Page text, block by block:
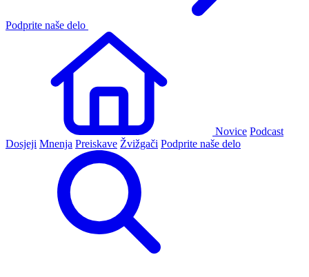
Podprite naše delo
Novice Podcast
Dosjeji Mnenja Preiskave Žvižgači Podprite naše delo